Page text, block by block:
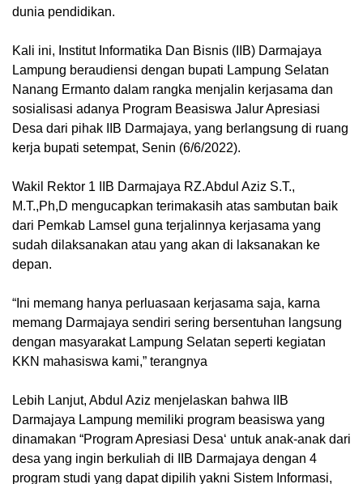
dunia pendidikan.
Kali ini, Institut Informatika Dan Bisnis (IIB) Darmajaya
Lampung beraudiensi dengan bupati Lampung Selatan
Nanang Ermanto dalam rangka menjalin kerjasama dan
sosialisasi adanya Program Beasiswa Jalur Apresiasi
Desa dari pihak IIB Darmajaya, yang berlangsung di ruang
kerja bupati setempat, Senin (6/6/2022).
Wakil Rektor 1 IIB Darmajaya RZ.Abdul Aziz S.T.,
M.T.,Ph,D mengucapkan terimakasih atas sambutan baik
dari Pemkab Lamsel guna terjalinnya kerjasama yang
sudah dilaksanakan atau yang akan di laksanakan ke
depan.
“Ini memang hanya perluasaan kerjasama saja, karna
memang Darmajaya sendiri sering bersentuhan langsung
dengan masyarakat Lampung Selatan seperti kegiatan
KKN mahasiswa kami,” terangnya
Lebih Lanjut, Abdul Aziz menjelaskan bahwa IIB
Darmajaya Lampung memiliki program beasiswa yang
dinamakan “Program Apresiasi Desa‘ untuk anak-anak dari
desa yang ingin berkuliah di IIB Darmajaya dengan 4
program studi yang dapat dipilih yakni Sistem Informasi,